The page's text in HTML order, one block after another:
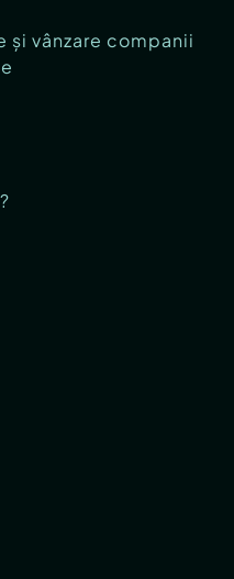
vânzare companii